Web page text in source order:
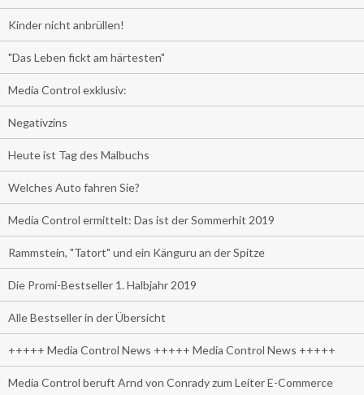
Kinder nicht anbrüllen!
"Das Leben fickt am härtesten"
Media Control exklusiv:
Negativzins
Heute ist Tag des Malbuchs
Welches Auto fahren Sie?
Media Control ermittelt: Das ist der Sommerhit 2019
Rammstein, "Tatort" und ein Känguru an der Spitze
Die Promi-Bestseller 1. Halbjahr 2019
Alle Bestseller in der Übersicht
+++++ Media Control News +++++ Media Control News +++++
Media Control beruft Arnd von Conrady zum Leiter E-Commerce